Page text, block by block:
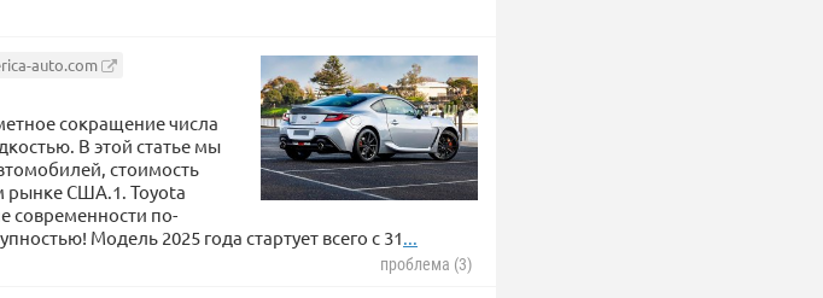
auto.com
сокращение числа
В этой статье мы
стоимость
рынке США.1. Toyota
современности по-
Модель 2025 года стартует всего с 31...
проблема (3)